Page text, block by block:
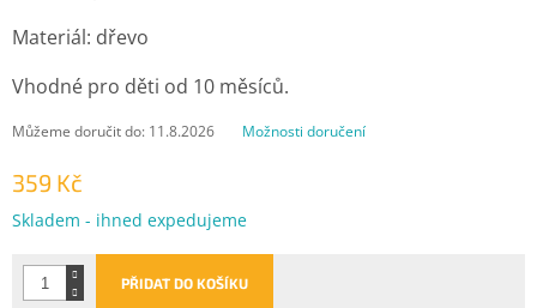
359 Kč
Měrná
Skladem - ihned expedujeme
Můžeme doručit do: 11.8.2026 Možnosti doručení
PŘIDAT DO KOŠÍKU
Materiál: dřevo
Vhodné pro děti od 10 měsíců.